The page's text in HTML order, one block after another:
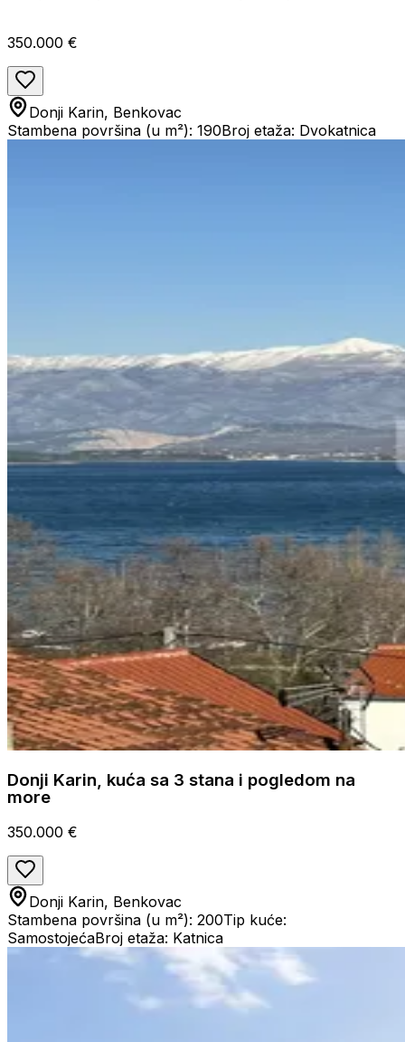
350.000 €
Donji Karin, Benkovac
Stambena površina (u m²): 190Broj etaža: Dvokatnica
Donji Karin, kuća sa 3 stana i pogledom na
more
350.000 €
Donji Karin, Benkovac
Stambena površina (u m²): 200Tip kuće:
SamostojećaBroj etaža: Katnica